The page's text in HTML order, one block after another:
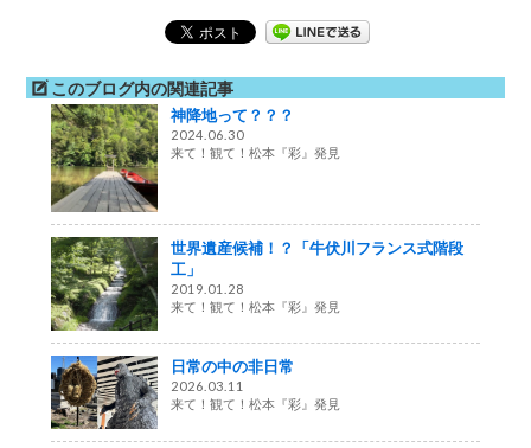
このブログ内の関連記事
神降地って？？？
2024.06.30
来て！観て！松本『彩』発見
世界遺産候補！？「牛伏川フランス式階段
工」
2019.01.28
来て！観て！松本『彩』発見
日常の中の非日常
2026.03.11
来て！観て！松本『彩』発見